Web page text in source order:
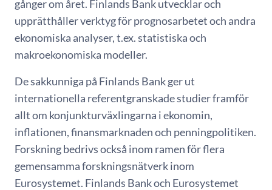
gånger om året. Finlands Bank utvecklar och
upprätthåller verktyg för prognosarbetet och andra
ekonomiska analyser, t.ex. statistiska och
makroekonomiska modeller.
De sakkunniga på Finlands Bank ger ut
internationella referentgranskade studier framför
allt om konjunkturväxlingarna i ekonomin,
inflationen, finansmarknaden och penningpolitiken.
Forskning bedrivs också inom ramen för flera
gemensamma forskningsnätverk inom
Eurosystemet. Finlands Bank och Eurosystemet